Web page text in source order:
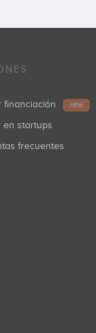
financiación NEW
en startups
frecuentes